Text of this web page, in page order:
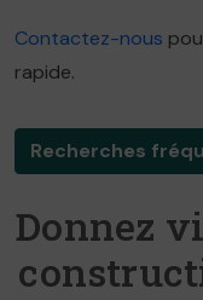
Contactez-nous
rapide.
Recherches
Donnez